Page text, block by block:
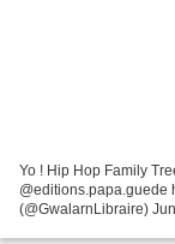
Yo ! Hip Hop Family
@editions.papa.guede
(@GwalarnLibraire)